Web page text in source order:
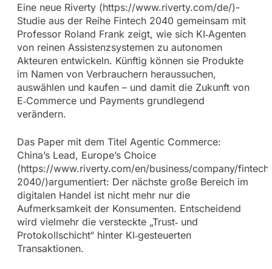
Eine neue Riverty (https://www.riverty.com/de/)-
Studie aus der Reihe Fintech 2040 gemeinsam mit
Professor Roland Frank zeigt, wie sich KI‑Agenten
von reinen Assistenzsystemen zu autonomen
Akteuren entwickeln. Künftig können sie Produkte
im Namen von Verbrauchern heraussuchen,
auswählen und kaufen – und damit die Zukunft von
E‑Commerce und Payments grundlegend
verändern.
Das Paper mit dem Titel Agentic Commerce:
China’s Lead, Europe’s Choice
(https://www.riverty.com/en/business/company/
2040/)argumentiert: Der nächste große Bereich im
digitalen Handel ist nicht mehr nur die
Aufmerksamkeit der Konsumenten. Entscheidend
wird vielmehr die versteckte „Trust‑ und
Protokollschicht“ hinter KI‑gesteuerten
Transaktionen.